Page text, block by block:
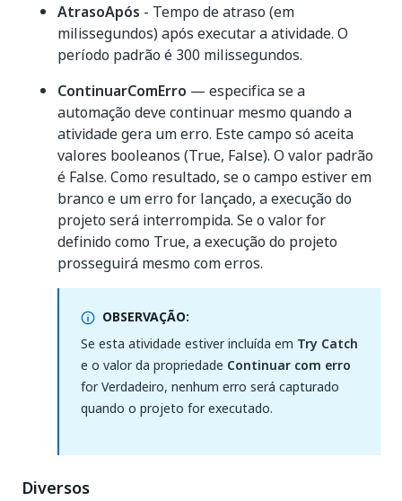
AtrasoApós - Tempo de atraso (em
milissegundos) após executar a atividade. O
período padrão é 300 milissegundos.
ContinuarComErro — especifica se a
automação deve continuar mesmo quando a
atividade gera um erro. Este campo só aceita
valores booleanos (True, False). O valor padrão
é False. Como resultado, se o campo estiver em
branco e um erro for lançado, a execução do
projeto será interrompida. Se o valor for
definido como True, a execução do projeto
prosseguirá mesmo com erros.
OBSERVAÇÃO:
Se esta atividade estiver incluída em Try Catch
e o valor da propriedade Continuar com erro
for Verdadeiro, nenhum erro será capturado
quando o projeto for executado.
Diversos